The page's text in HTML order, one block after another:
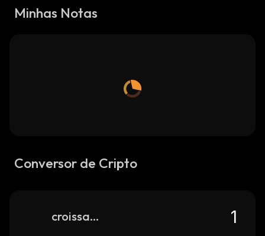
Minhas Notas
Conversor de Cripto
croissant-games